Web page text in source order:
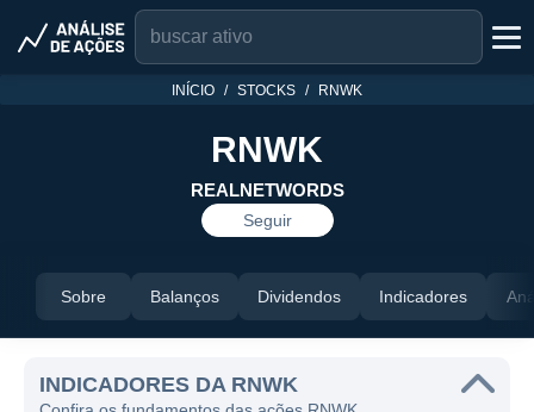
INÍCIO STOCKS RNWK
RNWK
REALNETWORDS
Seguir
Sobre Balanços Dividendos Indicadores
INDICADORES DA RNWK